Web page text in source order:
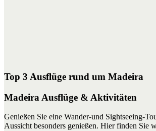
Top 3 Ausflüge rund um Madeira
Madeira Ausflüge & Aktivitäten
Genießen Sie eine Wander-und Sightseeing-
Aussicht besonders genießen. Hier finden Sie